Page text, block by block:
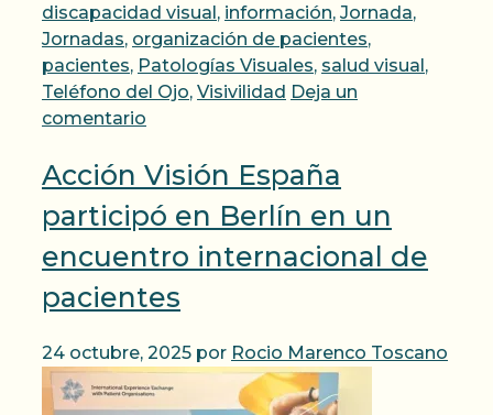
discapacidad visual, información, Jornada,
Jornadas, organización de pacientes,
pacientes, Patologías Visuales, salud visual,
Teléfono del Ojo, Visivilidad Deja un
comentario
Acción Visión España
participó en Berlín en un
encuentro internacional de
pacientes
24 octubre, 2025 por Rocio Marenco Toscano